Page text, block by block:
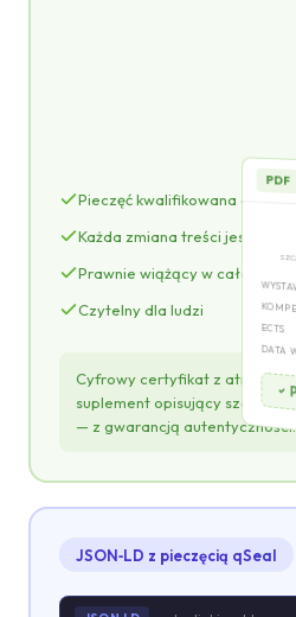
PDF
ECTS
DATA
Pieczęć kwalifikowana eIDAS
Każda zmiana treści jest
Prawnie wiążący w całej UE
Czytelny dla ludzi
Cyfrowy certyfikat z
suplement opisujący
— z gwarancją autentyczności.
JSON‑LD z pieczęcią qSeal